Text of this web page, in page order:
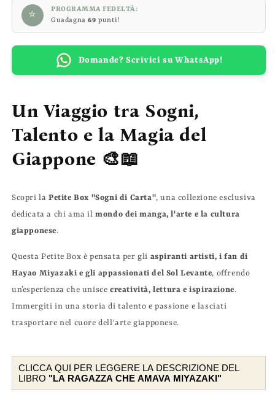
⭐
PROGRAMMA FEDELTÀ:
Guadagna69 punti!
Domande? Scrivici su WhatsApp!
Un Viaggio tra Sogni,
Talento e la Magia del
Giappone 🎨📖
Scopri la Petite Box "Sogni di Carta", una collezione esclusiva
dedicata a chi ama ilmondo dei manga, l'arte e la cultura
giapponese.
Questa Petite Box è pensata per gli aspiranti artisti, i fan di
Hayao Miyazaki e gli appassionati del Sol Levante, offrendo
un’esperienza che uniscecreatività, lettura e ispirazione.
Immergiti in una storia di talento e passione e lasciati
trasportare nel cuore dell'arte giapponese.
CLICCA QUI PER LEGGERE LA DESCRIZIONE DEL
LIBRO "LA RAGAZZA CHE AMAVA MIYAZAKI"